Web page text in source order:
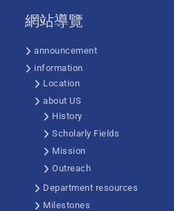
網站導覽
announcement
information
Location
about US
History
Scholarly Fields
Mission
Outreach
Department resources
Milestones